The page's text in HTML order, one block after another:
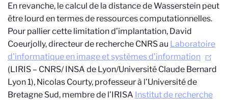
En revanche, le calcul de la distance de Wasserstein peut
être lourd en termes de ressources computationnelles.
Pour pallier cette limitation d’implantation, David
Coeurjolly, directeur de recherche CNRS au Laboratoire
d’informatique en image et systèmes d’information
(LIRIS – CNRS/ INSA de Lyon/Université Claude Bernard
Lyon 1), Nicolas Courty, professeur à l’Université de
Bretagne Sud, membre de l’IRISA Institut de recherche